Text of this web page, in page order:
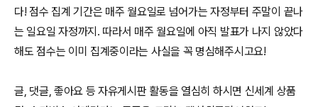
다! 점수 집계 기간은 매주 월요일로 넘어가는 자정부터 주말이 끝나
는 일요일 자정까지. 따라서 매주 월요일에 아직 발표가 나지 않았다
해도 점수는 이미 집계중이라는 사실을 꼭 명심해주시고요!
글, 댓글, 좋아요 등 자유게시판 활동을 열심히 하시면 신세계 상품